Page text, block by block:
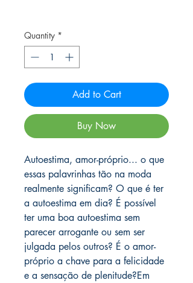
Quantity *
Add to Cart
Buy Now
Autoestima, amor-próprio... o que
essas palavrinhas tão na moda
realmente significam? O que é ter
a autoestima em dia? É possível
ter uma boa autoestima sem
parecer arrogante ou sem ser
julgada pelos outros? É o amor-
próprio a chave para a felicidade
e a sensação de plenitude?Em